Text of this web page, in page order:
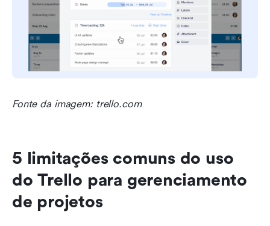
Fonte da imagem: trello.com
5 limitações comuns do uso
do Trello para gerenciamento
de projetos